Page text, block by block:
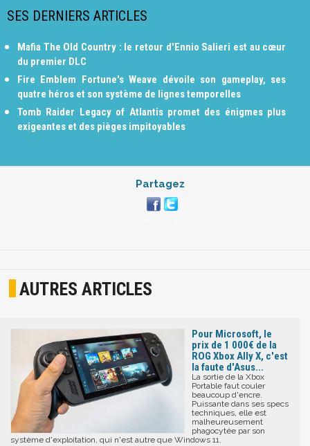
SES DERNIERS ARTICLES
Mafia The Old Country : le retour d'Ennio Salieri est au cœur
du premier DLC
Fire Emblem Fortune's Weave dévoile son gameplay, ses
quatre héros et son système de lignes temporelles
Tomb Raider Legacy of Atlantis promet des énigmes plus
exigeantes et des pièges impitoyables
Partagez
AUTRES ARTICLES
Pour Microsoft, le
prix de 1 000€ de la
ROG Xbox Ally X, c'est
la faute d'Asus...
La sortie de la Xbox
Portable faut couler
beaucoup d'encre.
Puissante dans ses specs
techniques, elle est
malheureusement
phagocytée par son
système d'exploitation, qui n'est autre que Windows 11.